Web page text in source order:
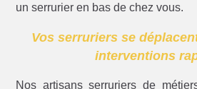
un serrurier en bas de chez vous.
Vos serruriers se
interventions
Nos artisans serruriers de